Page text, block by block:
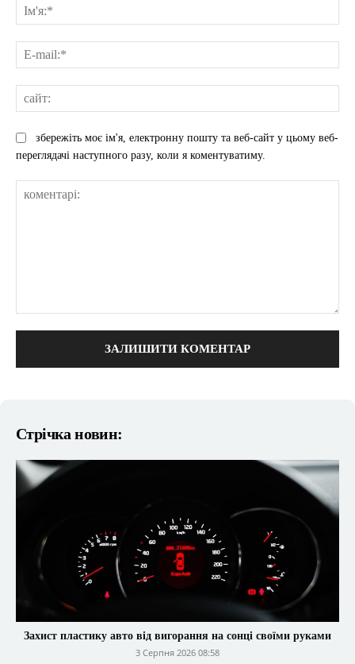
збережіть моє ім'я, електронну пошту та веб-сайт у цьому веб-
переглядачі наступного разу, коли я коментуватиму.
Стрічка новин:
Захист пластику авто від вигорання на сонці своїми руками
3 Серпня 2026 08:58